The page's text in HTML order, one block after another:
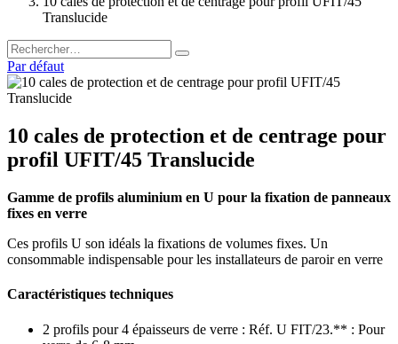
Translucide
Par défaut
10 cales de protection et de centrage pour
profil UFIT/45 Translucide
Gamme de profils aluminium en U pour la fixation de panneaux
fixes en verre
Ces profils U son idéals la fixations de volumes fixes. Un
consommable indispensable pour les installateurs de paroir en verre
Caractéristiques techniques
2 profils pour 4 épaisseurs de verre : Réf. U FIT/23.** : Pour